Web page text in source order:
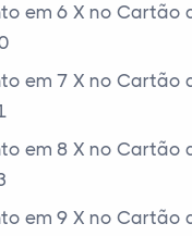
em 6 X no Cartão
em 7 X no Cartão
em 8 X no Cartão
em 9 X no Cartão